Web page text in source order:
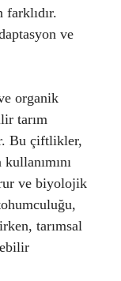
ve
organik
tarım
Bu çiftlikler,
ve biyolojik
tarımsal